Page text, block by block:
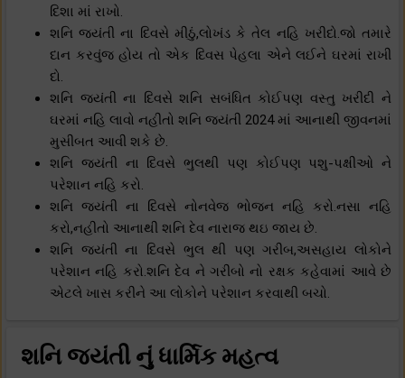
દિશા માં રાખો.
શનિ જયંતી ના દિવસે મીઠું,લોખંડ કે તેલ નહિ ખરીદો.જો તમારે
દાન કરવુંજ હોય તો એક દિવસ પેહલા એને લઈને ઘરમાં રાખી
દો.
શનિ જયંતી ના દિવસે શનિ સબંધિત કોઈપણ વસ્તુ ખરીદી ને
ઘરમાં નહિ લાવો નહીતો શનિ જયંતી 2024 માં આનાથી જીવનમાં
મુસીબત આવી શકે છે.
શનિ જયંતી ના દિવસે ભુલથી પણ કોઈપણ પશુ-પક્ષીઓ ને
પરેશાન નહિ કરો.
શનિ જયંતી ના દિવસે નોનવેજ ભોજન નહિ કરો.નસા નહિ
કરો,નહીતો આનાથી શનિ દેવ નારાજ થઇ જાય છે.
શનિ જયંતી ના દિવસે ભુલ થી પણ ગરીબ,અસહાય લોકોને
પરેશાન નહિ કરો.શનિ દેવ ને ગરીબો નો રક્ષક કહેવામાં આવે છે
એટલે ખાસ કરીને આ લોકોને પરેશાન કરવાથી બચો.
શનિ જયંતી નું ધાર્મિક મહત્વ